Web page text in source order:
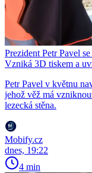
Prezident Petr Pavel
Vzniká 3D tiskem a
Petr Pavel v květnu
jehož věž má
lezecká stěna.
Mobify.cz
dnes, 19:22
4 min